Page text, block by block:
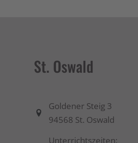
St. Oswald
Goldener Steig 3
94568 St. Oswald
Unterrichtszeiten: